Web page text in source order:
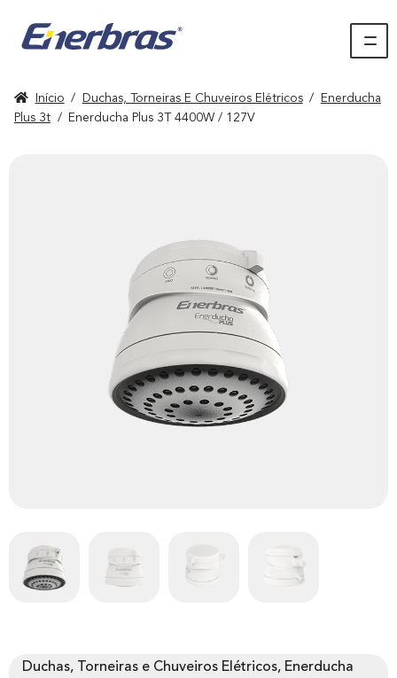
Início / Duchas, Torneiras E Chuveiros Elétricos /
Enerducha
Plus 3t / Enerducha Plus 3T 4400W / 127V
Duchas, Torneiras e Chuveiros Elétricos, Enerducha